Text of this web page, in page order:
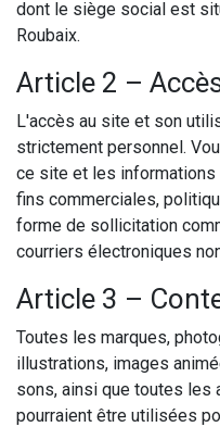
dont le siège social est
Roubaix.
Article 2 –
L'accès au site et son
strictement personnel.
ce site et les informations
fins commerciales,
forme de sollicitation
courriers électroniques
Article 3 –
Toutes les marques,
illustrations, images
sons, ainsi que toutes les
pourraient être utilisées